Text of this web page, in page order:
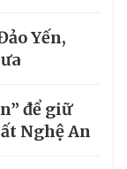
Yến,
để giữ
Nghệ An